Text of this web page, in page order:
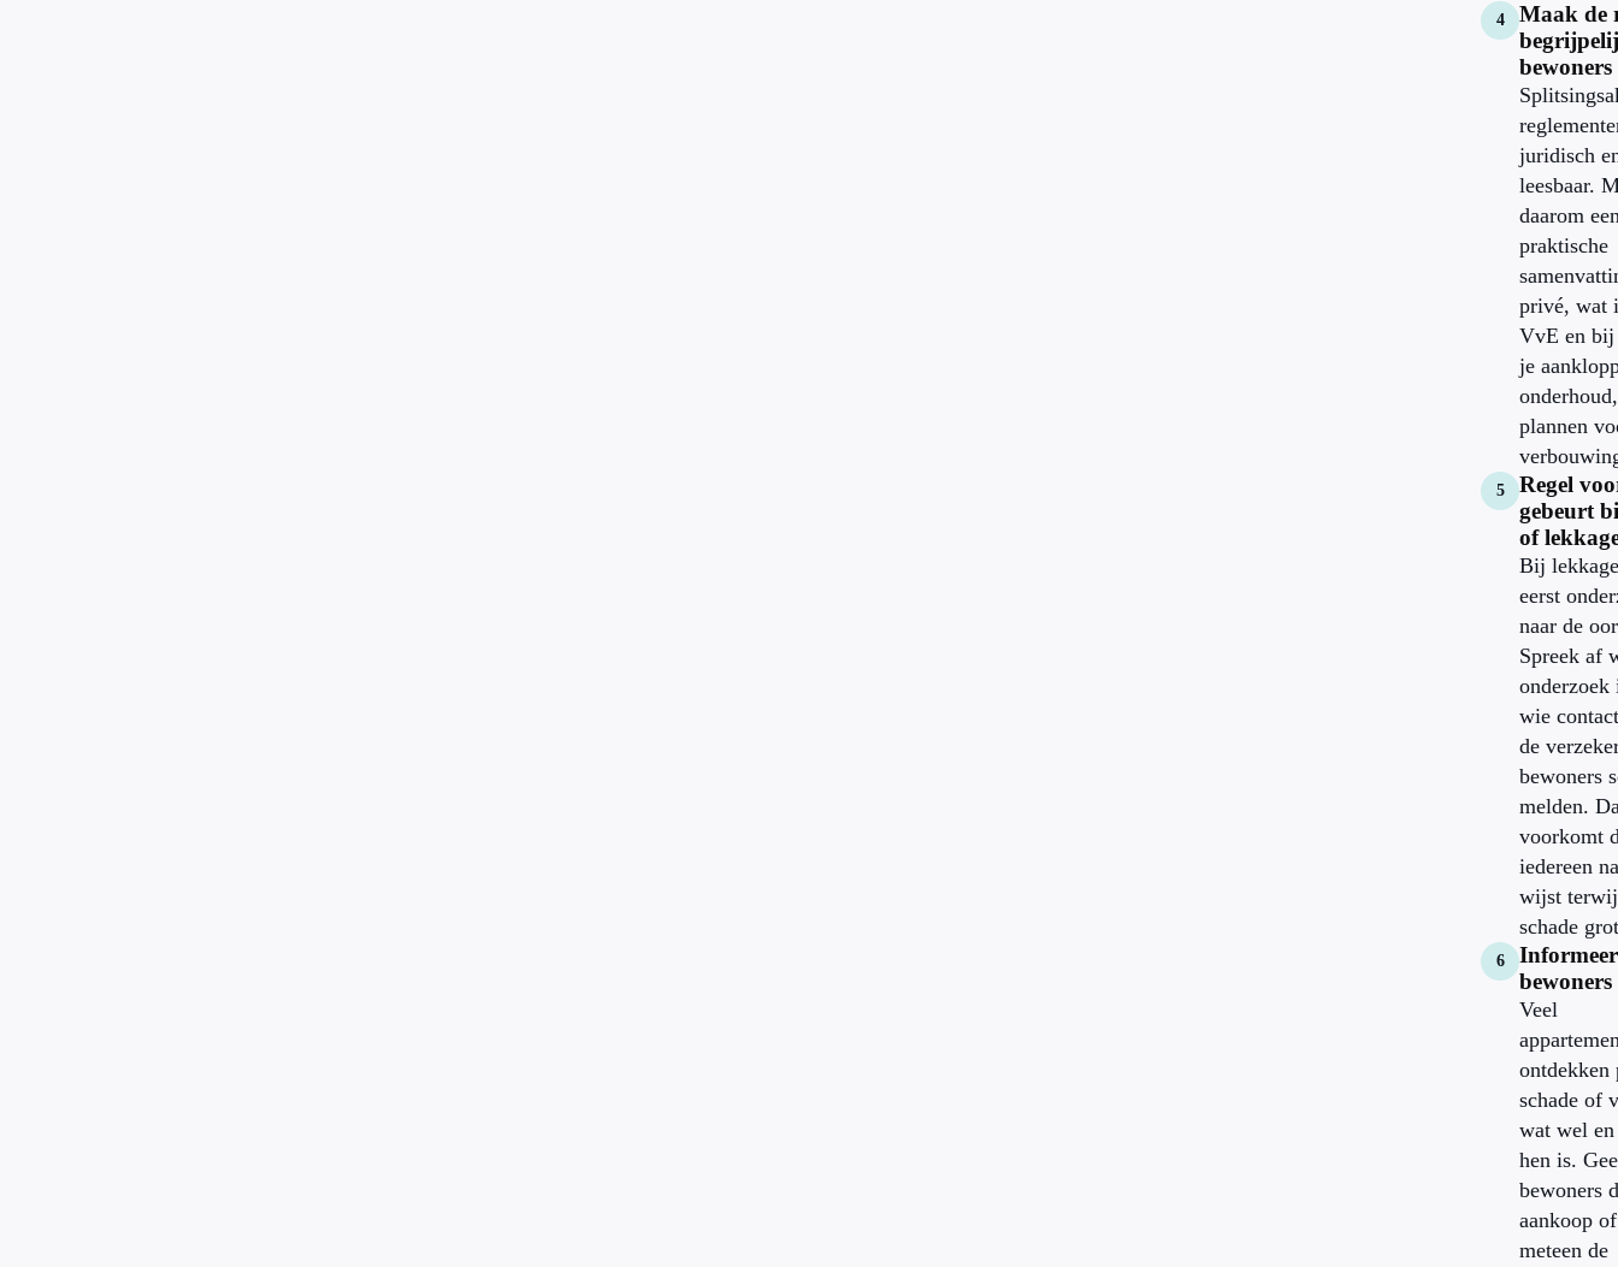
Maak de
bewoners
juridisch
leesbaar.
daarom
praktische
privé, wat
VvE en
je
plannen
Regel
gebeurt
of
Bij
eerst
naar de
Spreek af
onderzoek
wie
de
bewoners
melden.
voorkomt
iedereen
wijst
schade
bewoners
Veel
ontdekken
schade of
wat wel
hen is.
bewoners
aankoop
meteen de